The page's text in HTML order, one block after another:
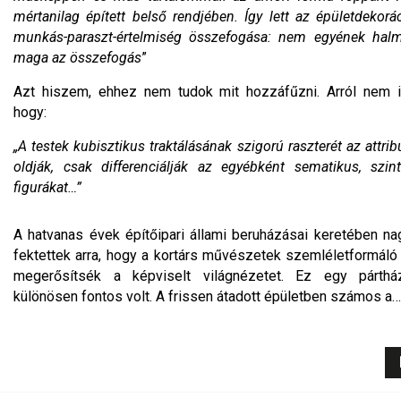
mértanilag épített belső rendjében. Így lett az
munkás-paraszt-értelmiség összefogása: nem egyének
maga az összefogás”
Azt hiszem, ehhez nem tudok mit hozzáfűzni. Arról nem
hogy:
„A testek kubisztikus traktálásának szigorú raszterét az
oldják, csak differenciálják az egyébként sematikus,
figurákat…”
A hatvanas évek építőipari állami beruházásai keretében
fektettek arra, hogy a kortárs művészetek
megerősítsék a képviselt világnézetet. Ez egy
különösen fontos volt. A frissen átadott épületben számos a…